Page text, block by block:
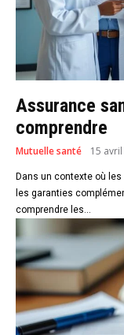
Assurance
comprendre
Mutuelle santé 15
Dans un contexte où
les garanties
comprendre les...